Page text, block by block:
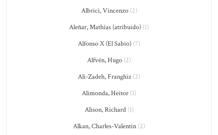
Albrici, Vincenzo(2)
Aleñar, Mathías (atribuido) (1)
Alfonso X (El Sabio) (7)
Alfvén, Hugo (2)
Ali-Zadeh, Franghiz (2)
Alimonda, Heitor (1)
Alison, Richard(1)
Alkan, Charles-Valentin (2)